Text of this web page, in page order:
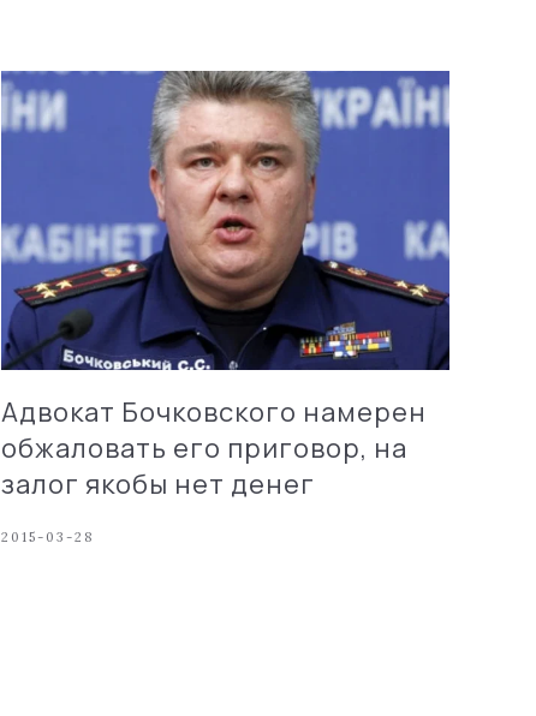
Адвокат Бочковского намерен
обжаловать его приговор, на
залог якобы нет денег
2015-03-28